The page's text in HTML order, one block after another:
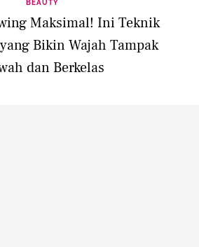
BEAUTY
Maksimal! Ini Teknik
Bikin Wajah Tampak
dan Berkelas